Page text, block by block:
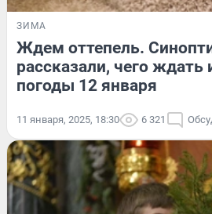
ЗИМА
Ждем оттепель.
рассказали, чего ждать
погоды 12 января
11 января, 2025, 18:30 6 321